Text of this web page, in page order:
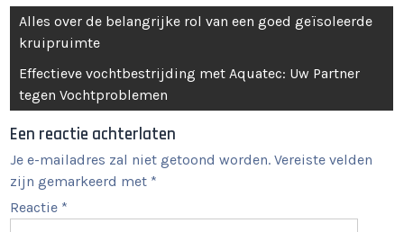
Berichtnavigatie
Alles over de belangrijke rol van een goed geïsoleerde
kruipruimte
Effectieve vochtbestrijding met Aquatec: Uw Partner
tegen Vochtproblemen
Een reactie achterlaten
Je e-mailadres zal niet getoond worden. Vereiste velden
zijn gemarkeerd met *
Reactie *